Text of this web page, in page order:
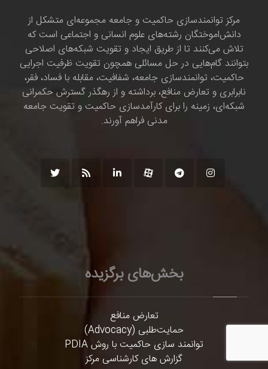
مرکز توانمندسازی حاکمیت و جامعه مجموعه‌ای متشکل از
دانش‌اموختگان رشته‌های علوم انسانی و اجتماعی است که
تلاش می‌کنند تا از طریق ایجاد و تقویت شبکه‌های اصلاحی
بتوانند گام‌هایی در حل مسائلی همچون تقویت ظرفیت اجرایی
حاکمیت، توانمندسازی جامعه، شفافیت، مقابله با فساد، فقر،
نابرابری و تعارض منافع، برداشته و از رهگذر گسترش حکمرانی
شبکه‌ای، زمینه را برای کارآمدسازی حاکمیت و تقویت جامعه
مدنی فراهم آورند.
بخش‌های برگزیده
تعارض منافع
حمایت‌طلبی (Advocacy)
توانمند سازی حاکمیت با روش PDIA
گزارش های کارشناسی مرکز